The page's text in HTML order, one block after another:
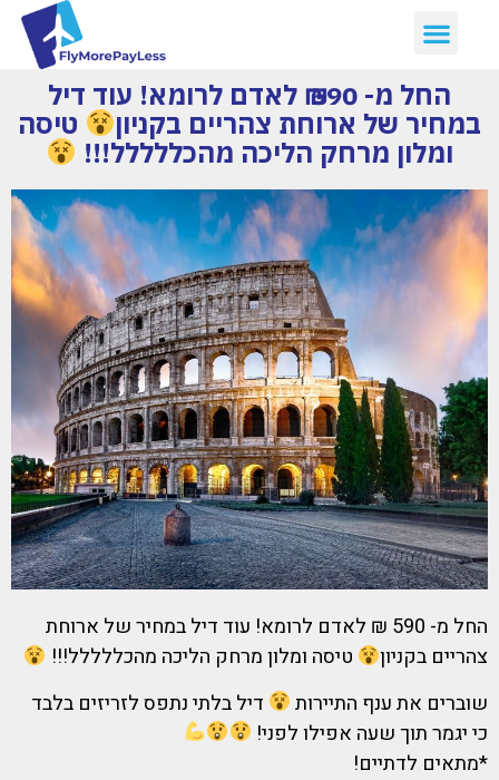
החל מ- 590 ₪ לאדם לרומא! עוד דיל
במחיר של ארוחת צהריים בקניון
טיסה
ומלון מרחק הליכה מהכללללל!!!
החל מ- 590 ₪ לאדם לרומא! עוד דיל במחיר של ארוחת
צהריים בקניון
טיסה ומלון מרחק הליכה מהכללללל!!!
שוברים את ענף התיירות
דיל בלתי נתפס לזריזים בלבד
כי יגמר תוך שעה אפילו לפני!
*מתאים לדתיים!